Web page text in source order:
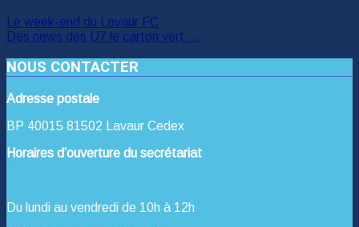
Le week-end du Lavaur FC
Des news des U7 le carton vert …
NOUS CONTACTER
Adresse postale
BP 40015 81502 Lavaur Cedex
Horaires d’ouverture du secrétariat
Du lundi au vendredi de 10h à 12h